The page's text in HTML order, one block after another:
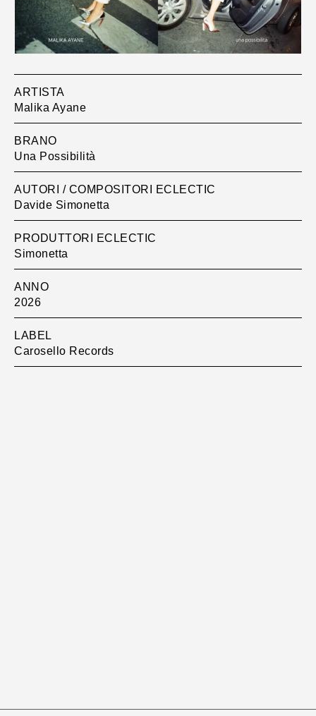
ARTISTA
Malika Ayane
BRANO
Una Possibilità
AUTORI / COMPOSITORI ECLECTIC
Davide Simonetta
PRODUTTORI ECLECTIC
Simonetta
ANNO
2026
LABEL
Carosello Records